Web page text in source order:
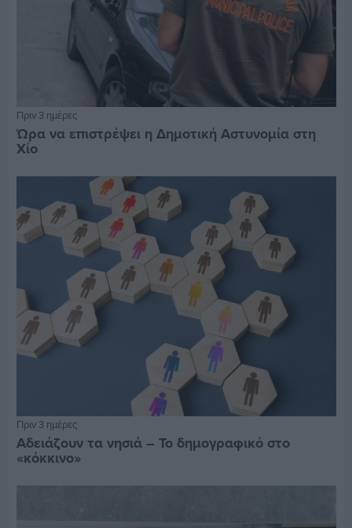
Πριν 3 ημέρες
Ώρα να επιστρέψει η Δημοτική Αστυνομία στη
Χίο
Πριν 3 ημέρες
Αδειάζουν τα νησιά – Το δημογραφικό στο
«κόκκινο»